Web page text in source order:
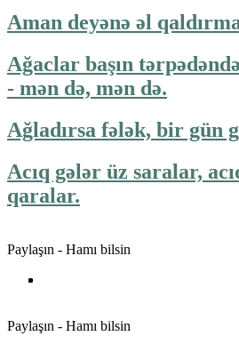
Aman deyənə əl
Ağaclar başın
- mən də, mən də.
Ağladırsa fələk, bir gün
Acıq gələr üz saralar,
qaralar.
Paylaşın - Hamı bilsin
Paylaşın - Hamı bilsin